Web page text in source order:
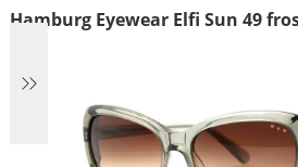
Hamburg Eyewear Elfi Sun 49